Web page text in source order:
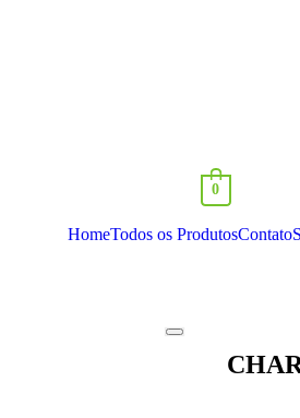
0
HomeTodos os ProdutosContato